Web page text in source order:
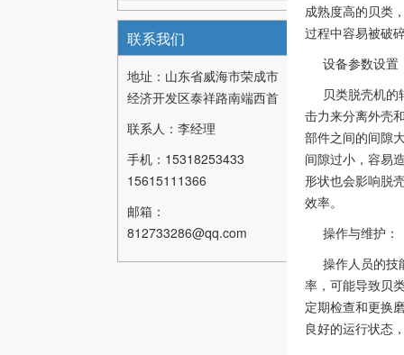
联系我们
地址：山东省威海市荣成市
经济开发区泰祥路南端西首
联系人：李经理
手机：15318253433
15615111366
邮箱：
812733286@qq.com
成熟度高的贝类
过程中容易被破
设备参数设置
贝类脱壳机
击力来分离外壳
部件之间的间隙
间隙过小，容易
形状也会影响脱
效率。
操作与维护：
操作人员的技
率，可能导致贝
定期检查和更换
良好的运行状态